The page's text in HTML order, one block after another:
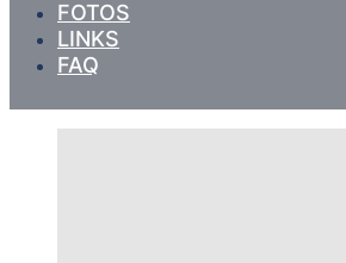
FOTOS
LINKS
FAQ